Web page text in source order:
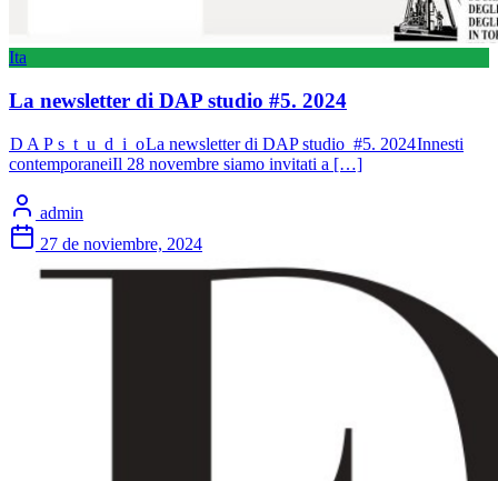
Ita
La newsletter di DAP studio #5. 2024
D A P s t u d i o La newsletter di DAP studio #5. 2024 Innesti
contemporaneiIl 28 novembre siamo invitati a […]
admin
27 de noviembre, 2024